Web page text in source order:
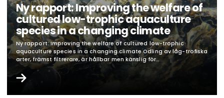
Ny rapport: Improving the welfare of
cultured low-trophic aquaculture
species in a changing climate
Ny rapport: Improving the welfare of cultured low-trophic
aquaculture species in a changing climate Odling av låg-trofiska
arter, främst filtrerare, är hållbar men känslig för
klimatförändringar då arterna inte kan reglera temperatur och
salthalt. En riskbedömning för Västra Götaland identifierade 22
nuvarande och lika många framtida klimatrelaterade